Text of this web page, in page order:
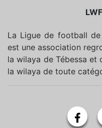
La Ligue de football de
est une association
la wilaya de Tébessa
la wilaya de toute